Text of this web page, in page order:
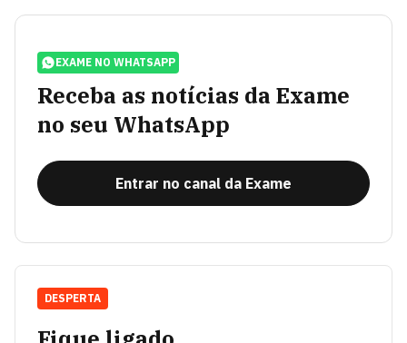
EXAME NO WHATSAPP
Receba as notícias da Exame
no seu WhatsApp
Entrar no canal da Exame
DESPERTA